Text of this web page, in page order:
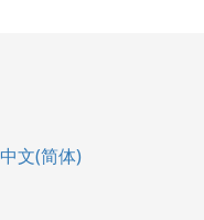
中文(简体)